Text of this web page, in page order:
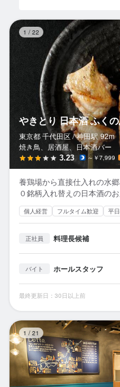
1 / 22
やきとり 日本酒 ふく
東京都 千代田区 / 神田駅 92m
焼き鳥、居酒屋、日本酒バー
3.23 ～￥7,999
養鶏場から直接仕入れの水
０銘柄入れ替えの日本酒の
個人経営 フルタイム歓迎 平
正社員 料理長候補
バイト ホールスタッフ
最終更新日：30日以上前
1 / 21